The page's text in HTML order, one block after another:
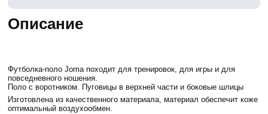
Описание
Футболка-поло Joma походит для тренировок, для игры и для
повседневного ношения.
Поло с воротником. Пуговицы в верхней части и боковые шлицы
Изготовлена из качественного материала, материал обеспечит коже
оптимальный воздухообмен.